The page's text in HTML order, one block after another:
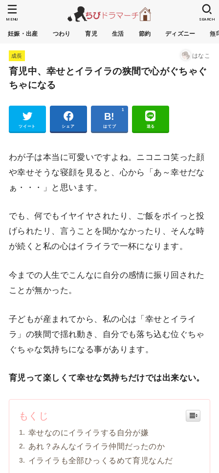
妊娠・出産 つわり 育児 生活 節約 ディズニー 無
SEARCH
MENU
成長 はなこ
育児中、幸せとイライラの狭間で心がぐちゃぐ
ちゃになる
ツイート シェア はてブ
1
送る
わが子は本当に可愛いですよね。ニコニコ笑った顔
や幸せそうな寝顔を見ると、心から「あ～幸せだな
ぁ・・・」と思います。
でも、何でもイヤイヤされたり、ご飯をポイっと投
げられたリ、言うことを聞かなかったり、そんな時
が続くと私の心はイライラで一杯になります。
今までの人生でこんなに自分の感情に振り回された
ことが無かった。
子どもが産まれてから、私の心は「幸せとイライ
ラ」の狭間で揺れ動き、自分でも落ち込む位ぐちゃ
ぐちゃな気持ちになる事があります。
育児って楽しくて幸せな気持ちだけでは出来ない。
もくじ
幸せなのにイライラする自分が嫌
あれ？みんなイライラ仲間だったのか
イライラも全部ひっくるめて育児なんだ